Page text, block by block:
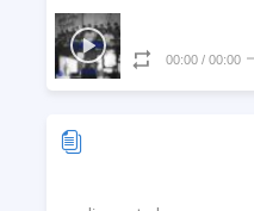
00:00
/
00:00